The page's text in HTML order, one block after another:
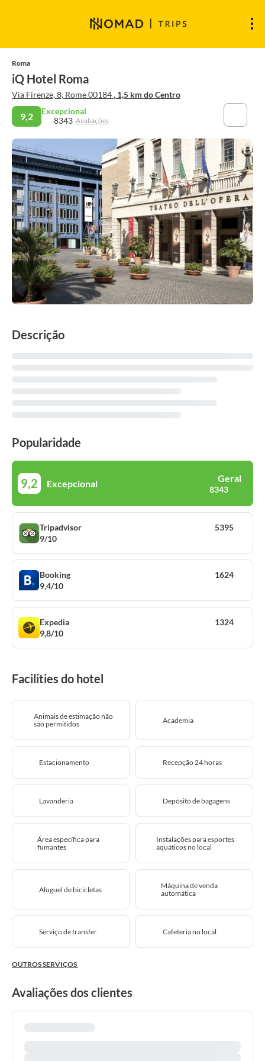
Roma
iQ Hotel Roma
Via Firenze, 8, Rome 00184, 1,5 km do Centro
9,2
Excepcional
8343 Avaliações
Descrição
Popularidade
9,2 Excepcional Geral
8343
Tripadvisor
9/10
5395
Booking
9,4/10
1624
Expedia
9,8/10
1324
Facilities do hotel
Animais de estimação não
são permitidos
Academia
Estacionamento Recepção 24 horas
Lavanderia Depósito de bagagens
Área específica para
fumantes
Instalações para esportes
aquáticos no local
Aluguel de bicicletas
Máquina de venda
automática
Serviço de transfer Cafeteria no local
OUTROS SERVIÇOS
Avaliações dos clientes